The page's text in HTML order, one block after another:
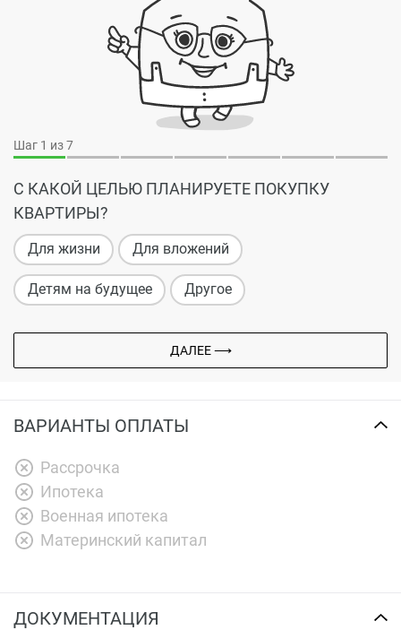
Шаг 1 из 7
С КАКОЙ ЦЕЛЬЮ ПЛАНИРУЕТЕ ПОКУПКУ
КВАРТИРЫ?
Для жизни Для вложений
Детям на будущее Другое
ДАЛЕЕ ⟶
ВАРИАНТЫ ОПЛАТЫ
Рассрочка
Ипотека
Военная ипотека
Материнский капитал
ДОКУМЕНТАЦИЯ